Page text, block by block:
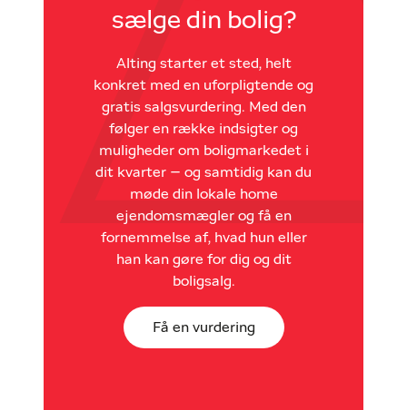
sælge din bolig?
Alting starter et sted, helt
konkret med en uforpligtende og
gratis salgsvurdering. Med den
følger en række indsigter og
muligheder om boligmarkedet i
dit kvarter – og samtidig kan du
møde din lokale home
ejendomsmægler og få en
fornemmelse af, hvad hun eller
han kan gøre for dig og dit
boligsalg.
Få en vurdering